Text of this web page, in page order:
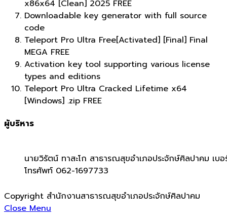
x86x64 [Clean] 2025 FREE
Downloadable key generator with full source
code
Teleport Pro Ultra Free[Activated] [Final] Final
MEGA FREE
Activation key tool supporting various license
types and editions
Teleport Pro Ultra Cracked Lifetime x64
[Windows] .zip FREE
ผู้บริหาร
นายวิรัตน์ ทาสะโก สาธารณสุขอำเภอประจักษ์ศิลปาคม เบอ
โทรศัพท์ 062-1697733
Copyright สำนักงานสาธารณสุขอำเภอประจักษ์ศิลปาคม
Close Menu